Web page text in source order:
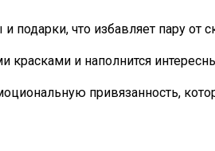
подарки, что избавляет пару от
красками и наполнится
привязанность,